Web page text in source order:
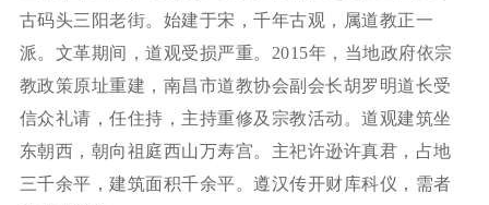
古码头三阳老街。始建于宋，千年古观，属道教正一
派。文革期间，道观受损严重。2015年，当地政府依宗
教政策原址重建，南昌市道教协会副会长胡罗明道长受
信众礼请，任住持，主持重修及宗教活动。道观建筑坐
东朝西，朝向祖庭西山万寿宫。主祀许逊许真君，占地
三千余平，建筑面积千余平。遵汉传开财库科仪，需者